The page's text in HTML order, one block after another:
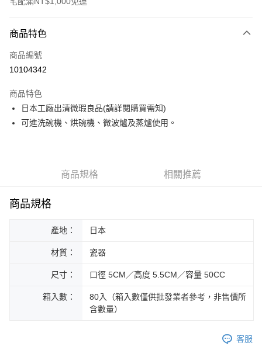
信用卡一次付款
LINE Pay
街口支付
悠遊付
運送方式
每筆NT$200，滿NT$1,000(含以上)免運費
黑貓外島宅配
每筆NT$360
商品特色
商品編號
10104342
商品特色
日本工廠出清微瑕良品(請詳閱購買需知)
可進洗碗機、烘碗機、微波爐及蒸爐使用。
商品規格 相關推薦
商品規格
產地： 日本
材質： 瓷器
尺寸： 口徑 5CM／高度 5.5CM／容量 50CC
箱入數：
80入（箱入數僅供批發業者參考，非售價所
含數量）
客服